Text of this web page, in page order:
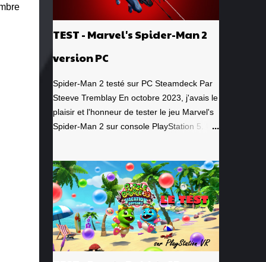
TEST - Marvel's Spider-Man 2
version PC
Spider-Man 2 testé sur PC Steamdeck Par
Steeve Tremblay En octobre 2023, j'avais le
plaisir et l'honneur de tester le jeu Marvel's
Spider-Man 2 sur console PlayStation 5. Un
épique. À quel point j'avais apprécié mon
expérience? Je lui avais donné la
spectaculaire note de 10/10. Pour revoir
mon test, c'est par ici . Lorsque PlayStation
Canada nous a contacté il y a deux
semaines pour faire le test de la version PC,